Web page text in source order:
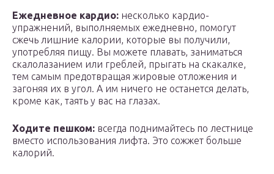
Ежедневное кардио: несколько кардио-
упражнений, выполняемых ежедневно, помогут
сжечь лишние калории, которые вы получили,
употребляя пищу. Вы можете плавать, заниматься
скалолазанием или греблей, прыгать на скакалке,
тем самым предотвращая жировые отложения и
загоняя их в угол. А им ничего не останется делать,
кроме как, таять у вас на глазах.
Ходите пешком: всегда поднимайтесь по лестнице
вместо использования лифта. Это сожжет больше
калорий.